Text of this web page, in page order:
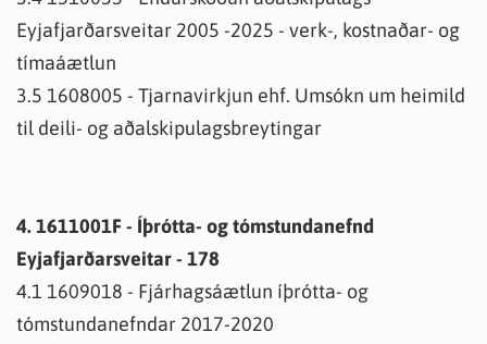
Eyjafjarðarsveitar 2005 -2025 - verk-, kostnaðar- og
tímaáætlun
3.5 1608005 - Tjarnavirkjun ehf. Umsókn um heimild
til deili- og aðalskipulagsbreytingar
4. 1611001F - Íþrótta- og tómstundanefnd
Eyjafjarðarsveitar - 178
4.1 1609018 - Fjárhagsáætlun íþrótta- og
tómstundanefndar 2017-2020